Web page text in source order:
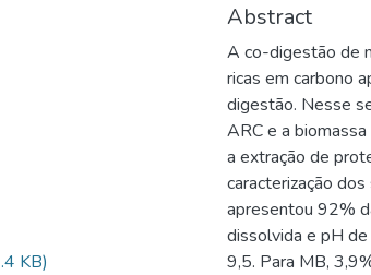
KB)
Abstract
A co-digestão de
ricas em carbono
digestão. Nesse
ARC e a
a extração de
caracterização
apresentou 92%
dissolvida e pH
9,5. Para MB,